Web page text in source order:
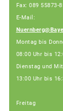
Fax: 089 55873-
E-Mail:
Montag bis
08:00 Uhr bis
Dienstag und
13:00 Uhr bis
Freitag